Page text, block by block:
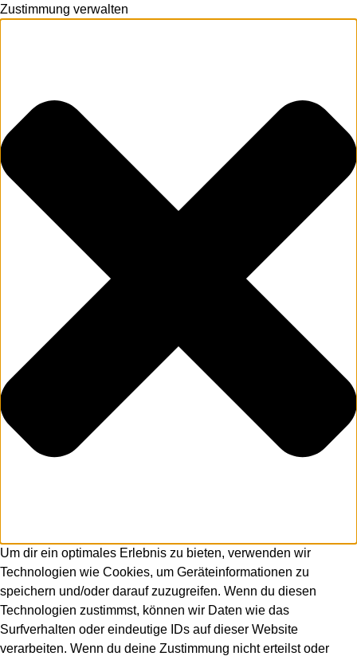
Zustimmung verwalten
Um dir ein optimales Erlebnis zu bieten, verwenden wir
Technologien wie Cookies, um Geräteinformationen zu
speichern und/oder darauf zuzugreifen. Wenn du diesen
Technologien zustimmst, können wir Daten wie das
Surfverhalten oder eindeutige IDs auf dieser Website
verarbeiten. Wenn du deine Zustimmung nicht erteilst oder